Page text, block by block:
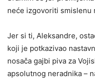
neće izgovoriti smislenu
Jer si ti, Aleksandre,
koji je potkazivao
nosača gajbi piva za
apsolutnog neradnika –